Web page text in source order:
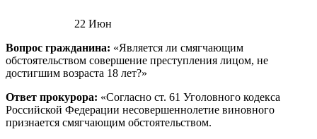
22Июн
Вопрос гражданина: «Является ли смягчающим
обстоятельством совершение преступления лицом, не
достигшим возраста 18 лет?»
Ответ прокурора: «Согласно ст. 61 Уголовного кодекса
Российской Федерации несовершеннолетие виновного
признается смягчающим обстоятельством.